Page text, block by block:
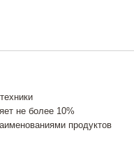
не более 10%
продуктов